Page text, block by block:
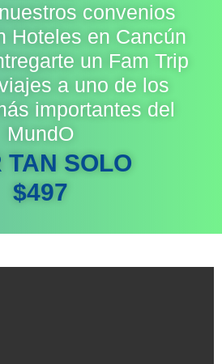
convenios
Hoteles en Cancún
un Fam Trip
a uno de los
importantes del
MundO
TAN SOLO
$497